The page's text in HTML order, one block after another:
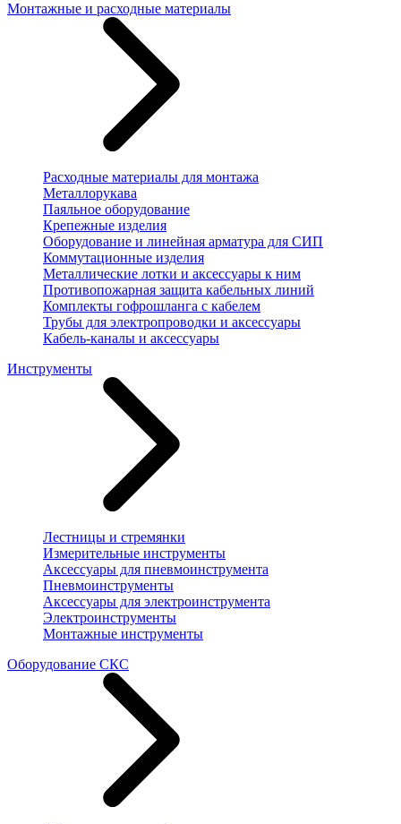
Монтажные и расходные материалы
Расходные материалы для монтажа
Металлорукава
Паяльное оборудование
Крепежные изделия
Оборудование и линейная арматура для СИП
Коммутационные изделия
Металлические лотки и аксессуары к ним
Противопожарная защита кабельных линий
Комплекты гофрошланга с кабелем
Трубы для электропроводки и аксессуары
Кабель-каналы и аксессуары
Инструменты
Лестницы и стремянки
Измерительные инструменты
Аксессуары для пневмоинструмента
Пневмоинструменты
Аксессуары для электроинструмента
Электроинструменты
Монтажные инструменты
Оборудование СКС